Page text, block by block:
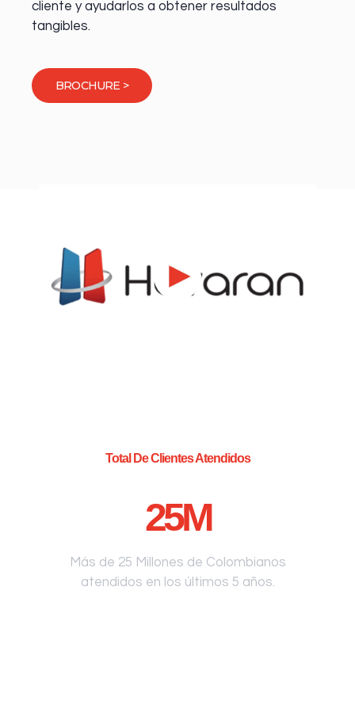
cliente y ayudarlos a obtener resultados
tangibles.
BROCHURE >
Total De Clientes Atendidos
25M
Más de 25 Millones de Colombianos
atendidos en los últimos 5 años.